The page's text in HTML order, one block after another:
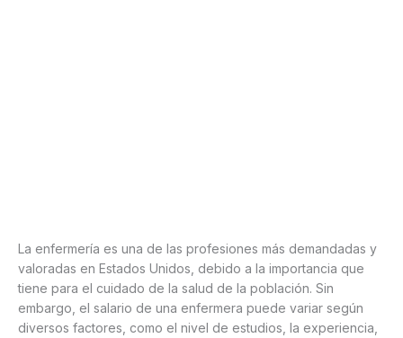
La enfermería es una de las profesiones más demandadas y
valoradas en Estados Unidos, debido a la importancia que
tiene para el cuidado de la salud de la población. Sin
embargo, el salario de una enfermera puede variar según
diversos factores, como el nivel de estudios, la experiencia,